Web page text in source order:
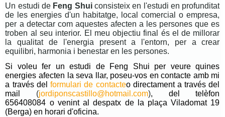
Un estudi de Feng Shuiconsisteix en l'estudi en profunditat
de les energies d'un habitatge, local comercial o empresa,
per a detectar com aquestes afecten a les persones que es
troben al seu interior. El meu objectiu final és el de millorar
la qualitat de l'energia present a l'entorn, per a crear
equilibri, harmonia i benestar en les persones.
Si voleu fer un estudi de Feng Shui per veure quines
energies afecten la seva llar, poseu-vos en contacte amb mi
a través delformulari de contacteo directament a través del
mail
(jordiponscastillo@hotmail.com), del telèfon
656408084 o venint al despatx de la plaça Viladomat 19
(Berga) en horari d'oficina.